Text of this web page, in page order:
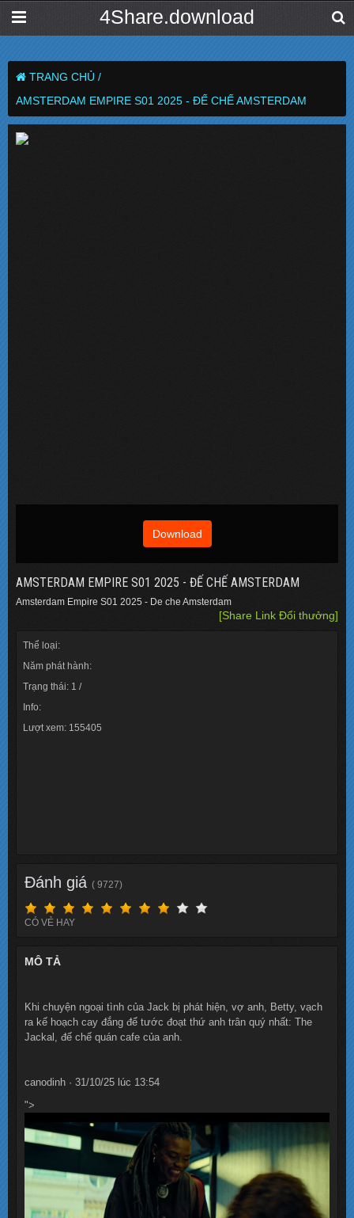
4Share.download
TRANG CHỦ /
AMSTERDAM EMPIRE S01 2025 - ĐẾ CHẾ AMSTERDAM
Download
AMSTERDAM EMPIRE S01 2025 - ĐẾ CHẾ AMSTERDAM
Amsterdam Empire S01 2025 - De che Amsterdam
[Share Link Đổi thưởng]
Thể loại:
Năm phát hành:
Trạng thái: 1 /
Info:
Lượt xem: 155405
Đánh giá ( 9727)
CÓ VẺ HAY
MÔ TẢ
Khi chuyện ngoại tình của Jack bị phát hiện, vợ anh, Betty, vạch
ra kế hoạch cay đắng để tước đoạt thứ anh trân quý nhất: The
Jackal, đế chế quán cafe của anh.
canodinh · 31/10/25 lúc 13:54
">